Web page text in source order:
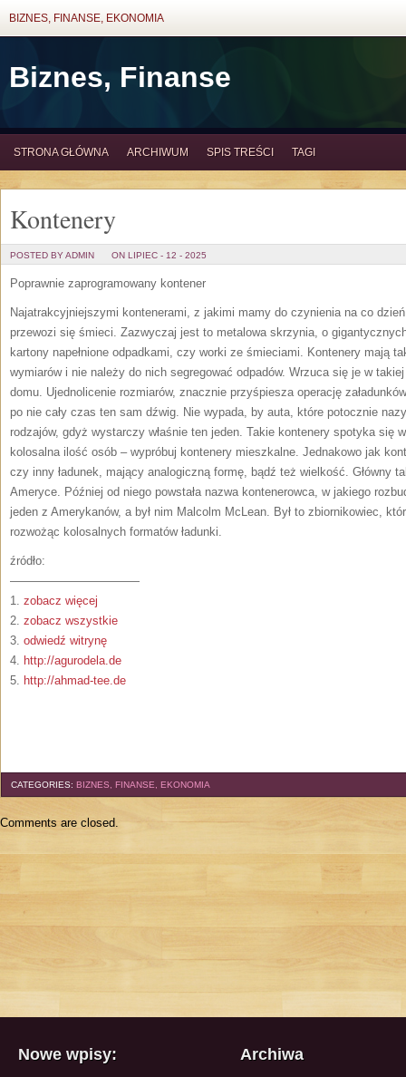
BIZNES, FINANSE, EKONOMIA
Biznes, Finanse
STRONA GŁÓWNA ARCHIWUM SPIS TREŚCI TAGI
Kontenery
POSTED BY ADMIN ON LIPIEC - 12 - 2025
Poprawnie zaprogramowany kontener
Najatrakcyjniejszymi kontenerami, z jakimi mamy do czynienia na co
przewozi się śmieci. Zazwyczaj jest to metalowa skrzynia, o
kartony napełnione odpadkami, czy worki ze śmieciami. Kontenery mają
wymiarów i nie należy do nich segregować odpadów. Wrzuca się je w
domu. Ujednolicenie rozmiarów, znacznie przyśpiesza operację
po nie cały czas ten sam dźwig. Nie wypada, by auta, które potocznie
rodzajów, gdyż wystarczy właśnie ten jeden. Takie kontenery spotyka się
kolosalna ilość osób – wypróbuj kontenery mieszkalne. Jednakowo jak
czy inny ładunek, mający analogiczną formę, bądź też wielkość. Główny
Ameryce. Później od niego powstała nazwa kontenerowca, w jakiego
jeden z Amerykanów, a był nim Malcolm McLean. Był to zbiornikowiec,
rozwożąc kolosalnych formatów ładunki.
źródło:
———————————
1. zobacz więcej
2. zobacz wszystkie
3. odwiedź witrynę
4. http://agurodela.de
5. http://ahmad-tee.de
CATEGORIES: BIZNES, FINANSE, EKONOMIA
Comments are closed.
Nowe wpisy: Archiwa